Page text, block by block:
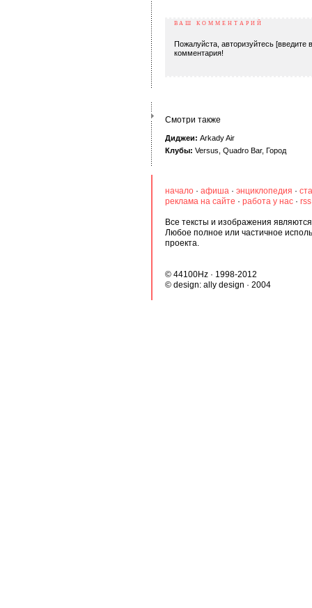
ВАШ КОММЕНТАРИЙ
Пожалуйста, авторизуйтесь [введите
комментария!
Смотри также
Диджеи: Arkady Air
Клубы: Versus Quadro Bar, Город
начало · афиша · энциклопедия ·
реклама на сайте · работа у нас ·
Все тексты и изображения
Любое полное или частичное
проекта.
© 44100Hz · 1998-2012
© design: ally design · 2004